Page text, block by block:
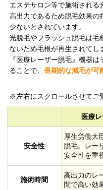
エステサロン等で施術される
高出力であるため脱毛効果の
少ないとされています。
光脱毛やフラッシュ脱毛は毛
ないため毛根が再生されてし
『医療レーザー脱毛』機器
ることで、長期的な減毛が可
※左右にスクロールさせてご
医療
安全性
厚生労働大
脱毛。レー
安全性を重
施術時間
高出力のレ
間で高い効